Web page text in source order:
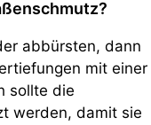
abbürsten, dann
mit einer
sollte die
werden, damit sie